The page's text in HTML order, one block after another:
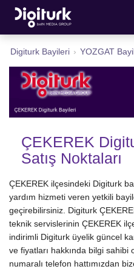
Digiturk Bayileri › YOZGAT
ÇEKEREK
Satış Noktaları
ÇEKEREK ilçesindeki Digiturk
yardım hizmeti veren yetkili
geçirebilirsiniz. Digiturk
teknik servislerinin ÇEKEREK
indirimli Digiturk üyelik güncel
ve fiyatları hakkında bilgi
numaralı telefon hattımızdan